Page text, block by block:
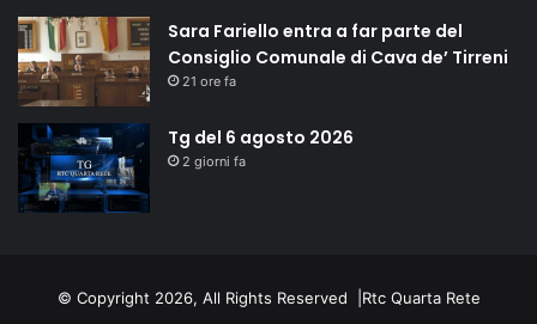
Sara Fariello entra a far parte del
Consiglio Comunale di Cava de’ Tirreni
21 ore fa
Tg del 6 agosto 2026
2 giorni fa
© Copyright 2026, All Rights Reserved | Rtc Quarta Rete